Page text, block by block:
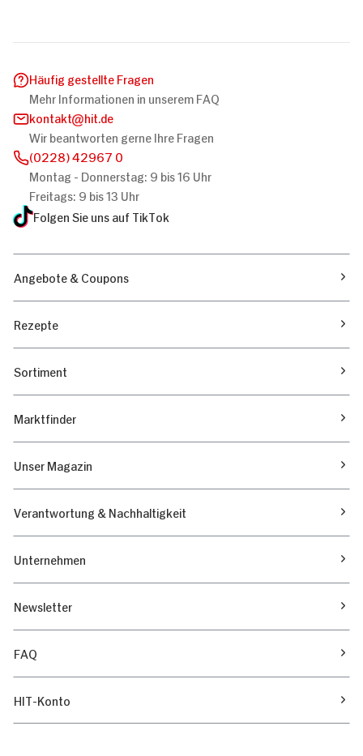
Häufig gestellte Fragen
Mehr Informationen in unserem FAQ
kontakt
hit.de
Wir beantworten gerne Ihre Fragen
(0228) 42967 0
Montag - Donnerstag: 9 bis 16 Uhr
Freitags: 9 bis 13 Uhr
Folgen Sie uns auf TikTok
Angebote & Coupons
Rezepte
Sortiment
Marktfinder
Unser Magazin
Verantwortung & Nachhaltigkeit
Unternehmen
Newsletter
FAQ
HIT-Konto